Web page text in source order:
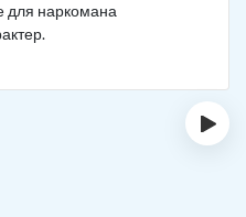
для наркомана
›